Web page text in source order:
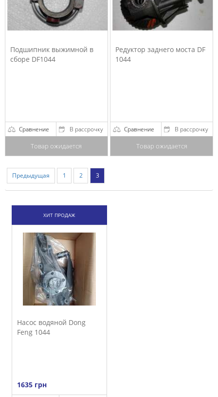
Подшипник выжимной в
сборе DF1044
Сравнение В рассрочку
Товар ожидается
Редуктор заднего моста DF
1044
Сравнение В рассрочку
Товар ожидается
Предыдущая 1 2 3
ХИТ ПРОДАЖ
Насос водяной Dong
Feng 1044
1635 грн